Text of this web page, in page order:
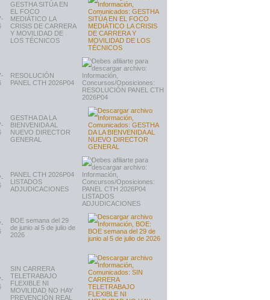
GESTHA SITÚA EN
EL FOCO
MEDIÁTICO LA
CRISIS DE CARRERA
Y MOVILIDAD DE
LOS TÉCNICOS
RESOLUCIÓN
PANEL CTH 2026P04
GESTHA DA LA
BIENVENIDA AL
NUEVO DIRECTOR
GENERAL
PANEL CTH 2026P04
LISTADOS
ADJUDICACIONES
BOE semana del 29
de junio al 5 de julio de
2026
SIN CARRERA
TELETRABAJO
FLEXIBLE NI
MOVILIDAD NO HAY
PREVENCIÓN REAL